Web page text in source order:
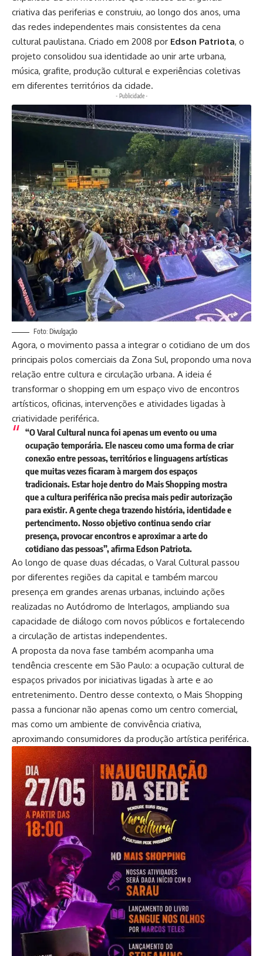
criativa das periferias e construiu, ao longo dos anos, uma
das redes independentes mais consistentes da cena
cultural paulistana. Criado em 2008 por Edson Patriota, o
projeto consolidou sua identidade ao unir arte urbana,
música, grafite, produção cultural e experiências coletivas
em diferentes territórios da cidade.
- Publicidade -
Foto: Divulgação
Agora, o movimento passa a integrar o cotidiano de um dos
principais polos comerciais da Zona Sul, propondo uma nova
relação entre cultura e circulação urbana. A ideia é
transformar o shopping em um espaço vivo de encontros
artísticos, oficinas, intervenções e atividades ligadas à
criatividade periférica.
“OVaral Cultural nunca foi apenas um evento ou uma
ocupação temporária. Ele nasceu como uma forma de criar
conexão entre pessoas, territórios e linguagens artísticas
que muitas vezes ficaram à margem dos espaços
tradicionais. Estar hoje dentro doMais Shoppingmostra
que a cultura periférica não precisa mais pedir autorização
para existir. A gente chega trazendo história, identidade e
pertencimento. Nosso objetivo continua sendo criar
presença, provocar encontros e aproximar a arte do
cotidiano das pessoas”, afirmaEdson Patriota.
Ao longo de quase duas décadas, o Varal Cultural passou
por diferentes regiões da capital e também marcou
presença em grandes arenas urbanas, incluindo ações
realizadas no Autódromo de Interlagos, ampliando sua
capacidade de diálogo com novos públicos e fortalecendo
a circulação de artistas independentes.
A proposta da nova fase também acompanha uma
tendência crescente em São Paulo: a ocupação cultural de
espaços privados por iniciativas ligadas à arte e ao
entretenimento. Dentro desse contexto, o Mais Shopping
passa a funcionar não apenas como um centro comercial,
mas como um ambiente de convivência criativa,
aproximando consumidores da produção artística periférica.